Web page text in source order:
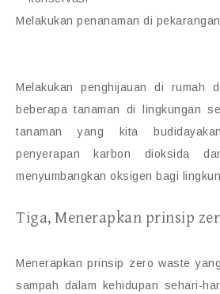
Melakukan penanaman di
Melakukan penghijauan di rumah
beberapa tanaman di lingkungan
tanaman yang kita
penyerapan karbon dioksida
menyumbangkan oksigen bagi
Tiga, Menerapkan prinsip
Menerapkan prinsip zero waste
sampah dalam kehidupan sehari-